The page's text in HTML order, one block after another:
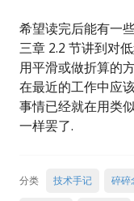
希望读完后能有一
三章 2.2 节讲到对
用平滑或做折算的
在最近的工作中应
事情已经就在用类
一样罢了.
分类 技术手记 碎碎